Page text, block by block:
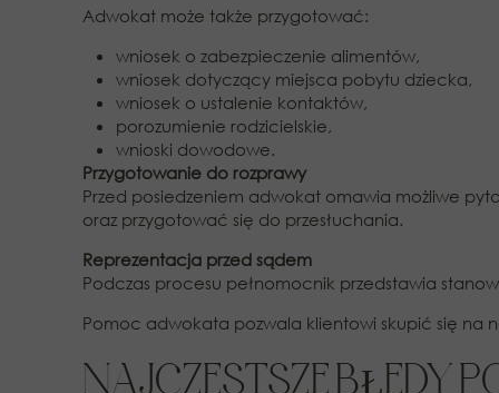
Adwokat może także przygotować:
wniosek o zabezpieczenie alimentów,
wniosek dotyczący miejsca pobytu dziecka,
wniosek o ustalenie kontaktów,
porozumienie rodzicielskie,
wnioski dowodowe.
Przygotowanie do rozprawy
Przed posiedzeniem adwokat omawia możliwe
oraz przygotować się do przesłuchania.
Reprezentacja przed sądem
Podczas procesu pełnomocnik przedstawia
Pomoc adwokata pozwala klientowi skupić się na
NAJCZĘSTSZE BŁĘDY